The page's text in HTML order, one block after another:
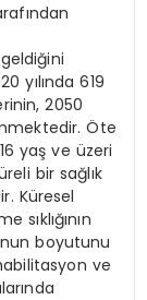
yılında 619
2050
Öte
yaş ve üzeri
bir sağlık
Küresel
sıklığının
boyutunu
ve